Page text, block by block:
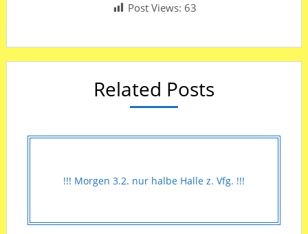
Post Views: 63
Related Posts
!!! Morgen 3.2. nur halbe Halle z. Vfg. !!!